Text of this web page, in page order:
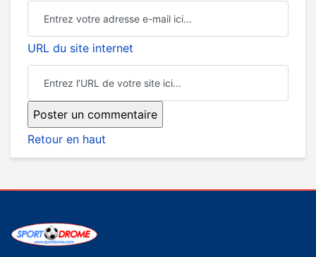
URL du site internet
Retour en haut